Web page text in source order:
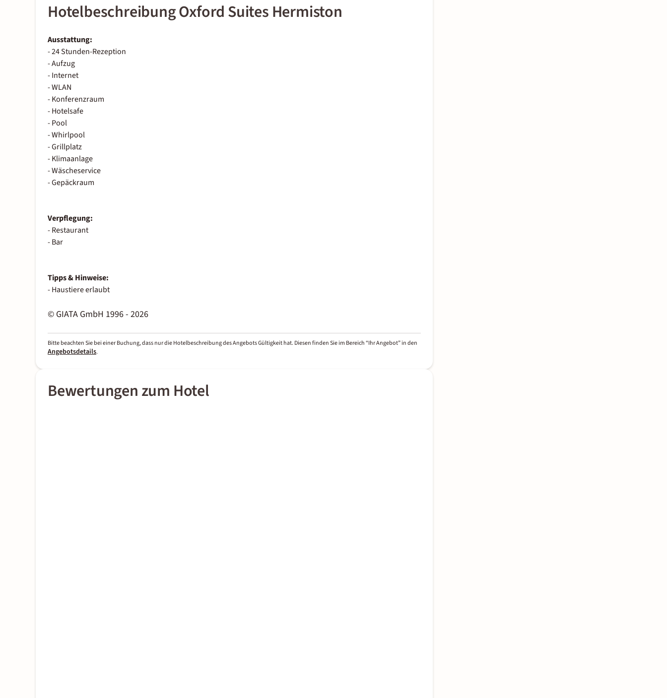
Hotelbeschreibung Oxford Suites Hermiston
Ausstattung:
- 24 Stunden-Rezeption
- Aufzug
- Internet
- WLAN
- Konferenzraum
- Hotelsafe
- Pool
- Whirlpool
- Grillplatz
- Klimaanlage
- Wäscheservice
- Gepäckraum
Verpflegung:
- Restaurant
- Bar
Tipps & Hinweise:
- Haustiere erlaubt
© GIATA GmbH 1996 - 2026
Bitte beachten Sie bei einer Buchung, dass nur die Hotelbeschreibung des Angebots Gültigkeit hat. Diesen finden Sie im Bereich “Ihr Angebot” in den
Angebotsdetails.
Bewertungen zum Hotel